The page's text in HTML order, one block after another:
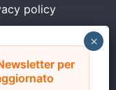
policy
per